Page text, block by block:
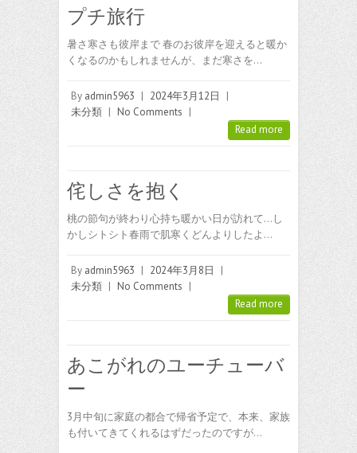
プチ旅行
暑さ寒さも彼岸まで 春のお彼岸を迎えると暖か
くなるのかもしれませんが、まだ寒さを…
By admin5963 | 2024年3月12日
|
未分類 | No Comments |
Read more
侘しさを抱く
桃の節句が終わり心持ち暖かい日が訪れて…し
かしシトシト春雨で肌寒くどんよりしたよ…
By admin5963 | 2024年3月8日
|
未分類 | No Comments |
Read more
あこがれのユーチューバ
ー
3月中旬に家庭の都合で帰省予定で、本来、家族
も付いてきてくれるはずだったのですが…